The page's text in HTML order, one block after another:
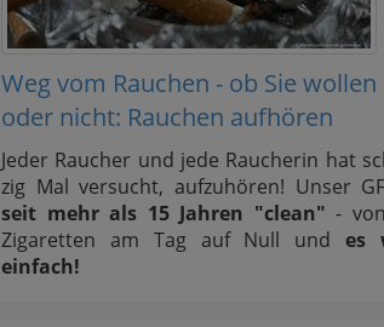
Weg vom Rauchen - ob Sie wollen
oder nicht: Rauchen aufhören
Jeder Raucher und jede Raucherin hat
zig Mal versucht, aufzuhören! Unser
seit mehr als 15 Jahren "clean" -
Zigaretten am Tag auf Null undes
einfach!